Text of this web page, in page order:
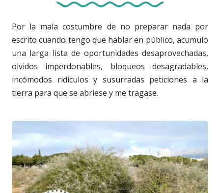
Por la mala costumbre de no preparar nada por
escrito cuando tengo que hablar en público, acumulo
una larga lista de oportunidades desaprovechadas,
olvidos imperdonables, bloqueos desagradables,
incómodos ridículos y susurradas peticiones a la
tierra para que se abriese y me tragase.